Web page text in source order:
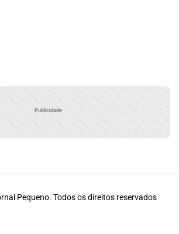
Publicidade
Pequeno. Todos os direitos reservados